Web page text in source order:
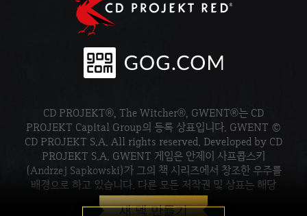
새 덱 만들기
CD PROJEKT®, The Witcher®, GWENT®는 CD
PROJEKT Capital Group의 등록 상표입니다. GWENT ©
CD PROJEKT S.A. All rights reserved. Developed by CD
PROJEKT S.A. GWENT 게임은 안제이 사프콥스키
(Andrzej Sapkowski)가 그의 책 시리즈에서 창조한 우주를
배경으로 하고 있습니다. 다른 모든 저작권 및 상표는 해당
소유주의 재산입니다.